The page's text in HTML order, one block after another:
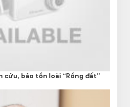
cứu, bảo tồn loài “Rồng đất”